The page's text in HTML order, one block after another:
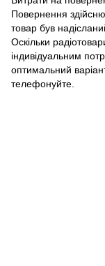
Повернення
товар був
Оскільки
індивідуальним
оптимальний
телефонуйте.